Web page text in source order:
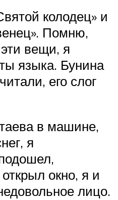
колодец» и
Помню,
вещи, я
языка. Бунина
его слог
в машине,
я
окно, я и
лицо.